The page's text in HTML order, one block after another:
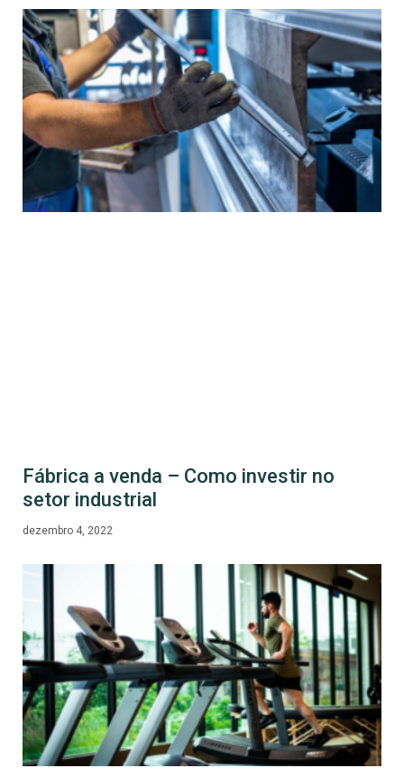
Fábrica a venda – Como investir no
setor industrial
dezembro 4, 2022